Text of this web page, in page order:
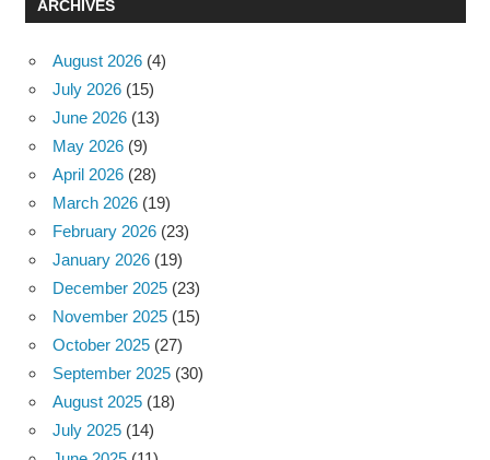
ARCHIVES
August 2026 (4)
July 2026 (15)
June 2026 (13)
May 2026 (9)
April 2026 (28)
March 2026 (19)
February 2026 (23)
January 2026 (19)
December 2025 (23)
November 2025 (15)
October 2025 (27)
September 2025 (30)
August 2025 (18)
July 2025 (14)